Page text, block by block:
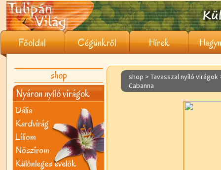
Főoldal Cégünkről Hírek
shop
Nyáron nyíló virágok
Dália
Kardvirág
Liliom
Nõszirom
Különleges évelõk
shop > Tavasszal nyíló virágok
Cabanna